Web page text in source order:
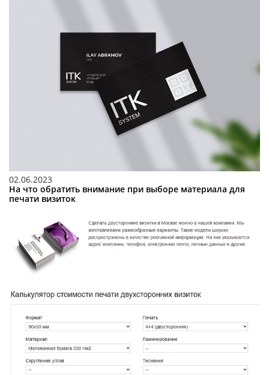
02.06.2023
На что обратить внимание при выборе материала для
печати визиток